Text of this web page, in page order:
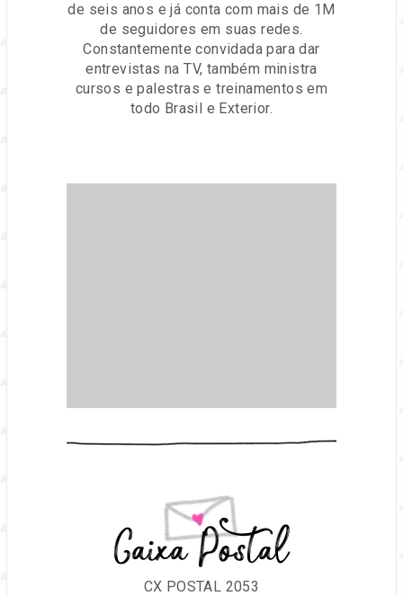
de seis anos e já conta com mais de 1M
de seguidores em suas redes.
Constantemente convidada para dar
entrevistas na TV, também ministra
cursos e palestras e treinamentos em
todo Brasil e Exterior.
Caixa Postal
CX POSTAL 2053